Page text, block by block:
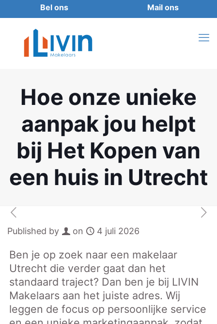
Hoe onze unieke
aanpak jou helpt
bij Het Kopen van
een huis in Utrecht
Published by on 4 juli 2026
Ben je op zoek naar een makelaar
Utrecht die verder gaat dan het
standaard traject? Dan ben je bij LIVIN
Makelaars aan het juiste adres. Wij
leggen de focus op persoonlijke service